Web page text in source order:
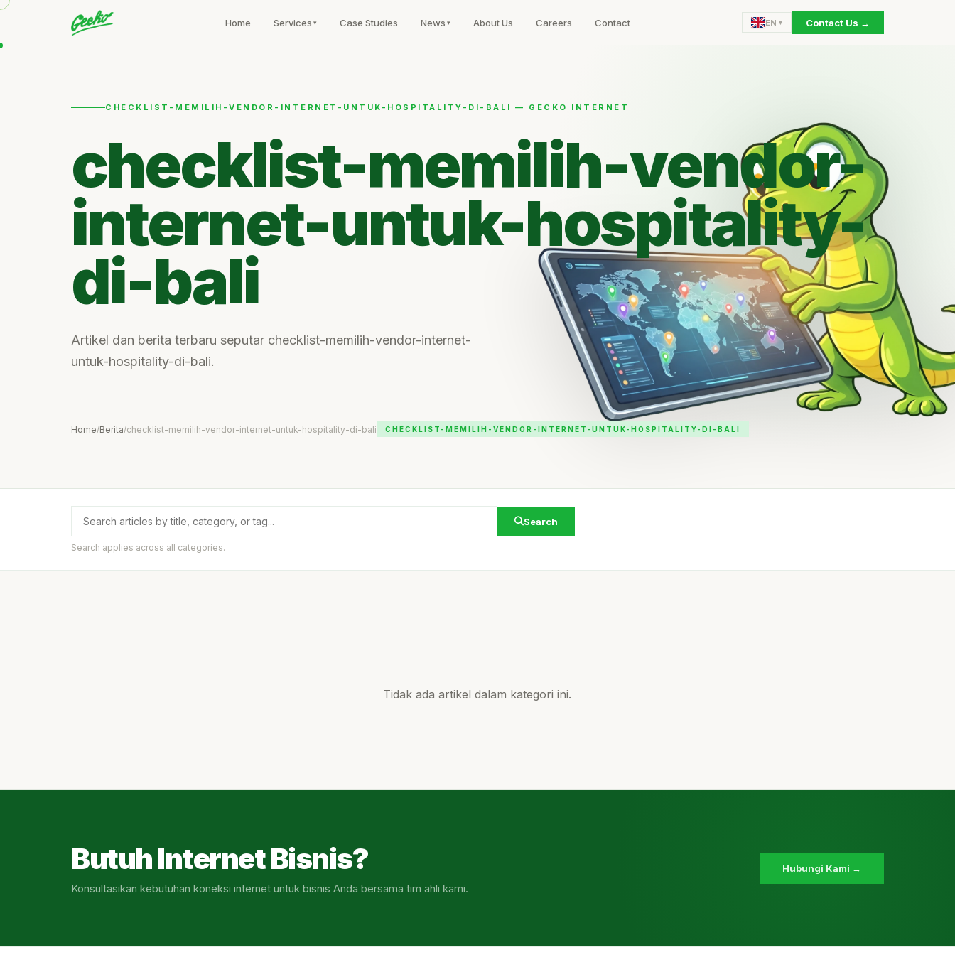
Home Services Case Studies News About Us Careers Contact EN Contact Us →
CHECKLIST-MEMILIH-VENDOR-INTERNET-UNTUK-HOSPITALITY-DI-BALI — GECKO INTERNET
checklist-memilih-vendor-
internet-untuk-hospitality-
di-bali
Artikel dan berita terbaru seputar checklist-memilih-vendor-internet-
untuk-hospitality-di-bali.
Home/Berita/checklist-memilih-vendor-internet-untuk-hospitality-di-bali CHECKLIST-MEMILIH-VENDOR-INTERNET-UNTUK-HOSPITALITY-DI-BALI
Search
Search applies across all categories.
Tidak ada artikel dalam kategori ini.
Butuh Internet Bisnis?
Konsultasikan kebutuhan koneksi internet untuk bisnis Anda bersama tim ahli kami.
Hubungi Kami →